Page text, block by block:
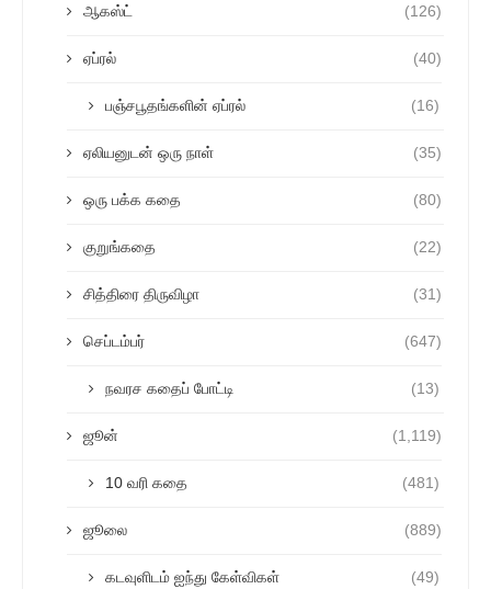
ஆகஸ்ட் (126)
ஏப்ரல் (40)
பஞ்சபூதங்களின் ஏப்ரல் (16)
ஏலியனுடன் ஒரு நாள் (35)
ஒரு பக்க கதை (80)
குறுங்கதை (22)
சித்திரை திருவிழா (31)
செப்டம்பர் (647)
நவரச கதைப் போட்டி (13)
ஜூன் (1,119)
10 வரி கதை (481)
ஜூலை (889)
கடவுளிடம் ஐந்து கேள்விகள் (49)